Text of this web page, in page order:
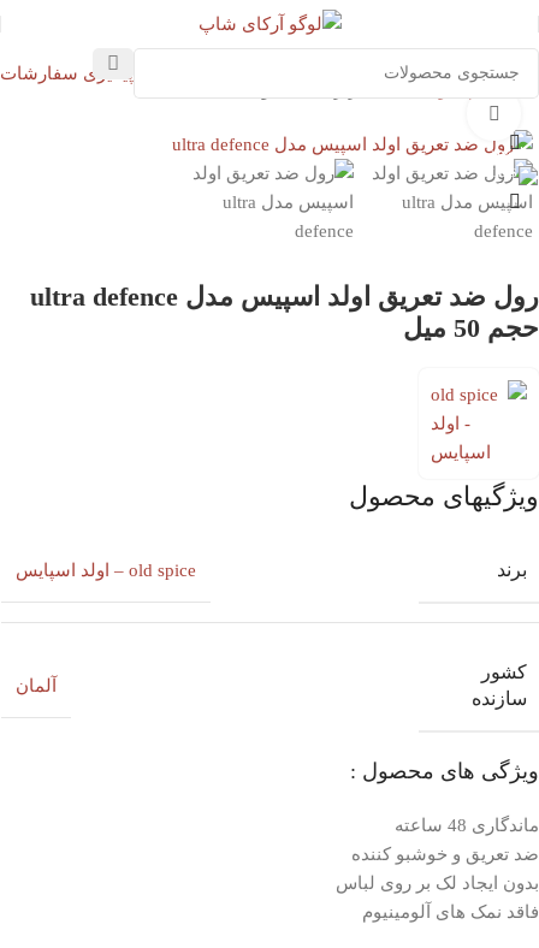
پیگیری سفارشات
خوشبو کننده بدن
ناموجود
رول ضد تعریق اولد اسپیس مدل ultra defence
حجم 50 میل
ویژگیهای محصول
برند old spice – اولد اسپایس
کشور
سازنده
آلمان
ویژگی های محصول :
ماندگاری 48 ساعته
ضد تعریق و خوشبو کننده
بدون ایجاد لک بر روی لباس
فاقد نمک های آلومینیوم